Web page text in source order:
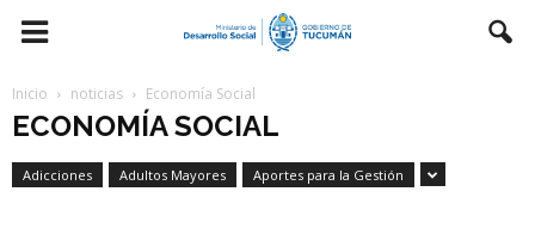
Inicio noticias Economía Social
ECONOMÍA SOCIAL
Adicciones Adultos Mayores Aportes para la Gestión